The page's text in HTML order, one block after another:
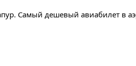
Самый дешевый авиабилет в